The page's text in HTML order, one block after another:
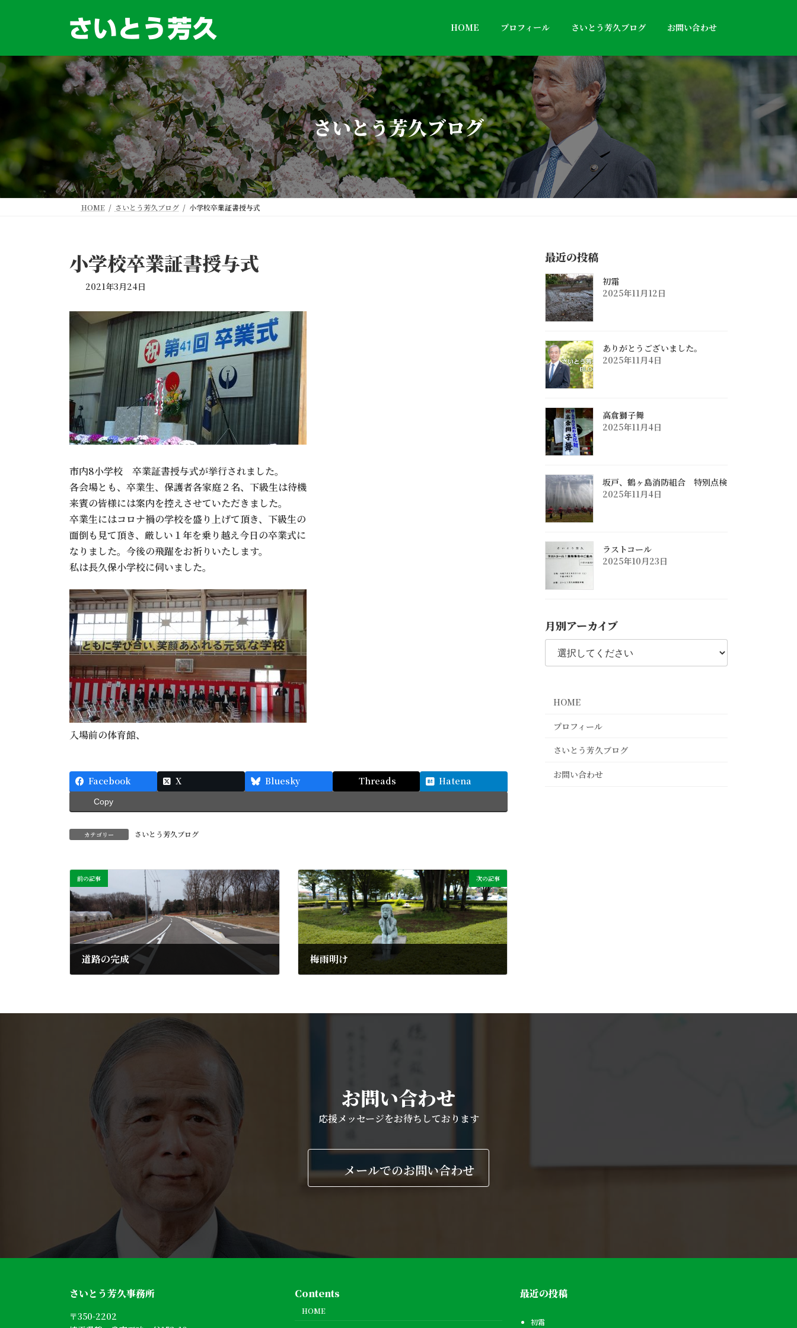
ツ
へ
ス
シ
ョ
ン
HOME プロフィール さいとう芳久ブログ お問い合わせ
さいとう芳久ブログ
HOME さいとう芳久ブログ 小学校卒業証書授与式
小学校卒業証書授与式
2021年3月24日
市内8小学校 卒業証書授与式が挙行されました。
各会場とも、卒業生、保護者各家庭２名、下級生は待機
来賓の皆様には案内を控えさせていただきました。
卒業生にはコロナ禍の学校を盛り上げて頂き、下級生の
面倒も見て頂き、厳しい１年を乗り越え今日の卒業式に
なりました。今後の飛躍をお祈りいたします。
私は長久保小学校に伺いました。
入場前の体育館、
Facebook X Bluesky Threads Hatena
Copy
カテゴリー さいとう芳久ブログ
前の記事
道路の完成
次の記事
梅雨明け
最近の投稿
初霜
2025年11月12日
ありがとうございました。
2025年11月4日
高倉獅子舞
2025年11月4日
坂戸、鶴ヶ島消防組合 特別点検
2025年11月4日
ラストコール
2025年10月23日
月別アーカイブ
HOME
プロフィール
さいとう芳久ブログ
お問い合わせ
お問い合わせ
応援メッセージをお待ちしております
メールでのお問い合わせ
さいとう芳久事務所
〒350-2202
Contents
HOME
最近の投稿
初霜